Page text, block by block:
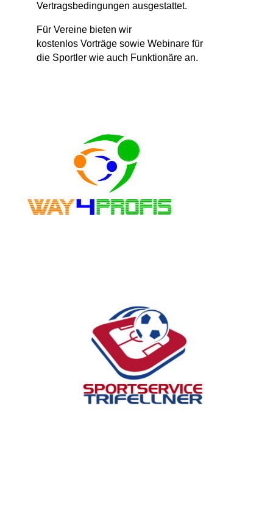
Vertragsbedingungen ausgestattet.
Für Vereine bieten wir
kostenlos Vorträge sowie Webinare für
die Sportler wie auch Funktionäre an.